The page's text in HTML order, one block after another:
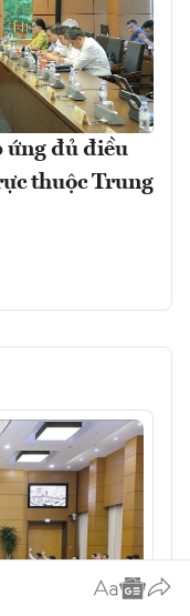
ứng đủ điều
thuộc Trung